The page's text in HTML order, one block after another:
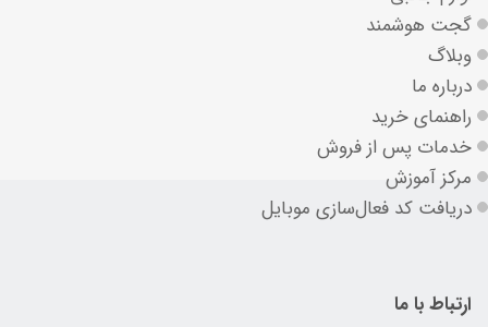
گجت هوشمند
وبلاگ
درباره ما
راهنمای خرید
خدمات پس از فروش
مرکز آموزش
دریافت کد فعال‌سازی موبایل
ارتباط با ما